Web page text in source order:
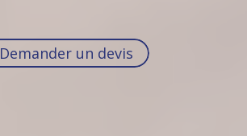
Demander un devis